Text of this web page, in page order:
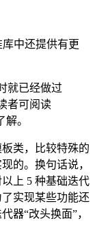
中还提供有更
就已经做过
者可阅读
。
类，比较特殊的
的。换句话说，
上 5 种基础迭代
实现某些功能还
器“改头换面”，